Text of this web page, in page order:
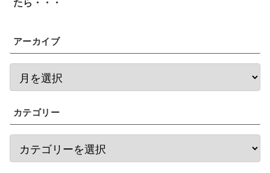
たら・・・
アーカイブ
カテゴリー